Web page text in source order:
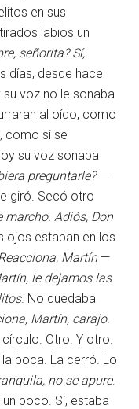
en sus
labios un
señorita? Sí,
días, desde hace
voz no le sonaba
al oído, como
como si se
su voz sonaba
preguntarle?—
giró. Secó otro
marcho. Adiós, Don
ojos estaban en los
Martín —
le dejamos las
. No quedaba
Martín, carajo.
Otro. Y otro.
la boca. La cerró. Lo
no se apure.
poco. Sí, estaba